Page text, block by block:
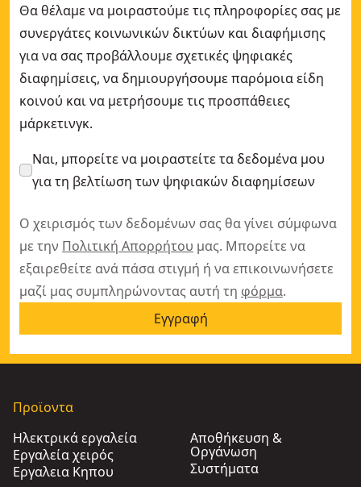
Θα θέλαμε να μοιραστούμε τις πληροφορίες σας με
συνεργάτες κοινωνικών δικτύων και διαφήμισης
για να σας προβάλλουμε σχετικές ψηφιακές
διαφημίσεις, να δημιουργήσουμε παρόμοια είδη
κοινού και να μετρήσουμε τις προσπάθειες
μάρκετινγκ.
Ναι, μπορείτε να μοιραστείτε τα δεδομένα μου
για τη βελτίωση των ψηφιακών διαφημίσεων
Ο χειρισμός των δεδομένων σας θα γίνει σύμφωνα
με την Πολιτική Απορρήτου μας. Μπορείτε να
εξαιρεθείτε ανά πάσα στιγμή ή να επικοινωνήσετε
μαζί μας συμπληρώνοντας αυτή τη φόρμα.
Εγγραφή
Προϊοντα
Ηλεκτρικά εργαλεία
Εργαλεία χειρός
Εργαλεια Κηπου​
Αποθήκευση &
Οργάνωση
Συστήματα